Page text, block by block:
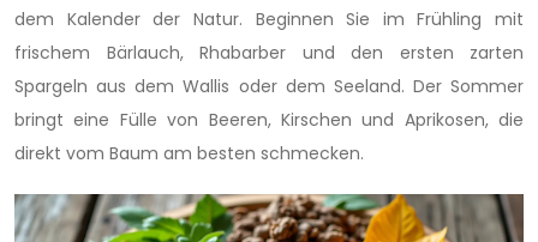
dem Kalender der Natur. Beginnen Sie im Frühling mit
frischem Bärlauch, Rhabarber und den ersten zarten
Spargeln aus dem Wallis oder dem Seeland. Der Sommer
bringt eine Fülle von Beeren, Kirschen und Aprikosen, die
direkt vom Baum am besten schmecken.